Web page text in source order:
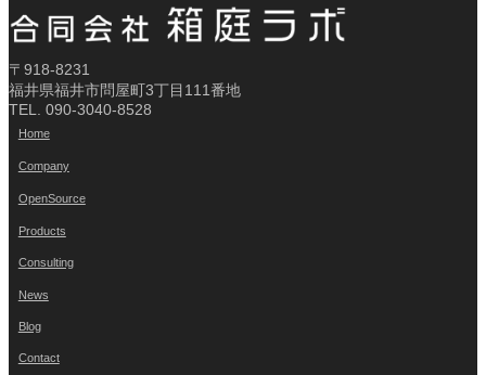
〒918-8231
福井県福井市問屋町3丁目111番地
TEL. 090-3040-8528
Home
Company
OpenSource
Products
Consulting
News
Blog
Contact